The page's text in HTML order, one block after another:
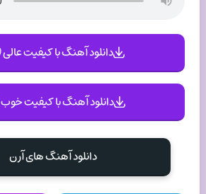
دانلود آهنگ با کیفیت عالی 320
دانلود آهنگ با کیفیت خوب 128
دانلود آهنگ های آرن